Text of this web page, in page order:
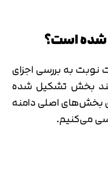
شده است؟
به بررسی اجزای
بخش تشکیل شده
بخش‌های اصلی دامنه
می‌کنیم.